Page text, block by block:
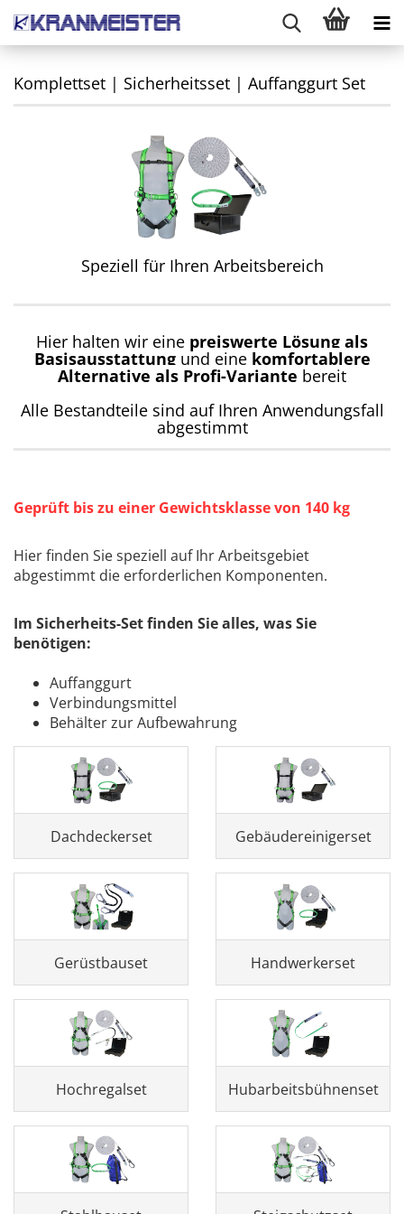
Komplettset | Sicherheitsset | Auffanggurt Set
Speziell für Ihren Arbeitsbereich
Hier halten wir eine preiswerte Lösung als
Basisausstattungund eine komfortablere
Alternative als Profi-Variante bereit
Alle Bestandteile sind auf Ihren Anwendungsfall
abgestimmt
Geprüft bis zu einer Gewichtsklasse von 140 kg
Hier finden Sie speziell auf Ihr Arbeitsgebiet
abgestimmt die erforderlichen Komponenten.
Im Sicherheits-Set finden Sie alles, was Sie
benötigen:
Auffanggurt
Verbindungsmittel
Behälter zur Aufbewahrung
Dachdeckerset Gebäudereinigerset
Gerüstbauset Handwerkerset
Hochregalset Hubarbeitsbühnenset